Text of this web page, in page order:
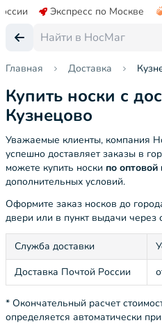
Экспресс по Москве
Главная Доставка
Купить носки с
Кузнецово
Уважаемые клиенты, компания
успешно доставляет заказы в
можете купить носки по
дополнительных условий.
Оформите заказ носков до
двери или в пункт выдачи через
Служба доставки
Доставка Почтой России
* Окончательный расчет
определяется автоматически